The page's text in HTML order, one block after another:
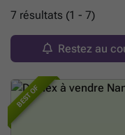
7 résultats (1 - 7)
Restez au
BEST OF